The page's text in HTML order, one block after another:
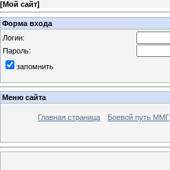
[Мой сайт]
Форма входа
Логин:
Пароль:
запомнить
Меню сайта
Главная страница Боевой путь ММГ